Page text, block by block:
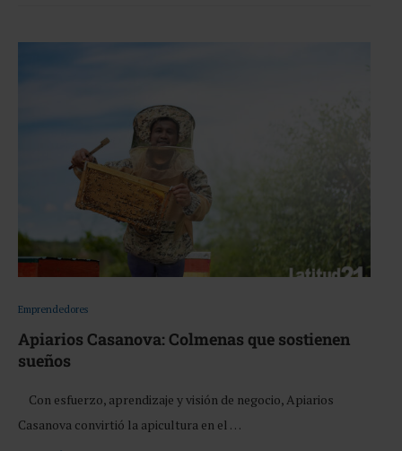
Emprendedores
Apiarios Casanova: Colmenas que sostienen
sueños
Con esfuerzo, aprendizaje y visión de negocio, Apiarios
Casanova convirtió la apicultura en el …